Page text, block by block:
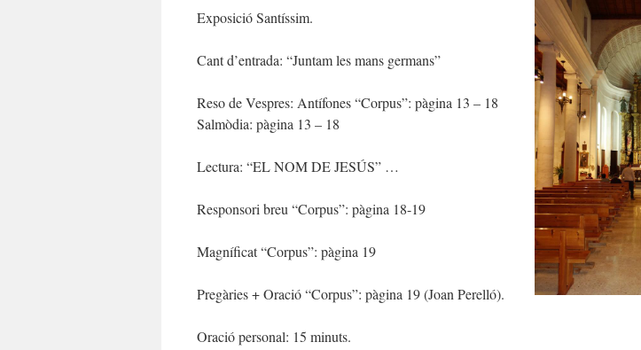
Exposició Santíssim.
Cant d’entrada: “Juntam les mans germans”
Reso de Vespres: Antífones “Corpus”: pàgina 13 – 18
Salmòdia: pàgina 13 – 18
Lectura: “EL NOM DE JESÚS” …
Responsori breu “Corpus”: pàgina 18-19
Magníficat “Corpus”: pàgina 19
Pregàries + Oració “Corpus”: pàgina 19 (Joan Perelló).
Oració personal: 15 minuts.